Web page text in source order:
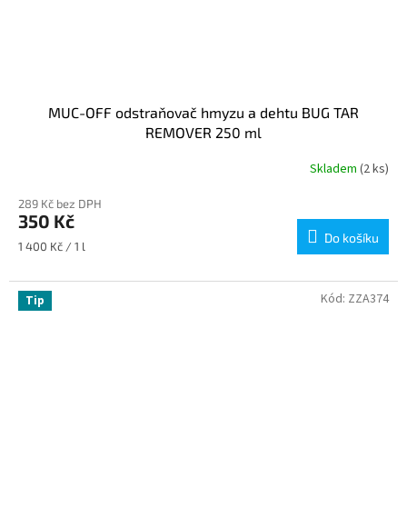
MUC-OFF odstraňovač hmyzu a dehtu BUG TAR
REMOVER 250 ml
Skladem (2 ks)
289 Kč bez DPH
350 Kč
Měrná
1 400 Kč / 1 l
Do košíku
Tip Kód: ZZA374